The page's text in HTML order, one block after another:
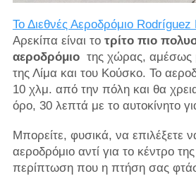
Το Διεθνές Αεροδρόμιο Rodríguez
Αρεκίπα είναι το τρίτο πιο
αεροδρόμιοτης χώρας, αμέσως
της Λίμα και του Κούσκο. Το
10 χλμ. από την πόλη και θα
όρο, 30 λεπτά με το αυτοκίνητο
Μπορείτε, φυσικά, να επιλέξετε
αεροδρόμιο αντί για το κέντρο
περίπτωση που η πτήση σας